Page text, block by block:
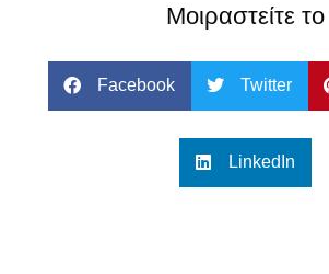
Μοιραστείτε το
Facebook Twitter
LinkedIn